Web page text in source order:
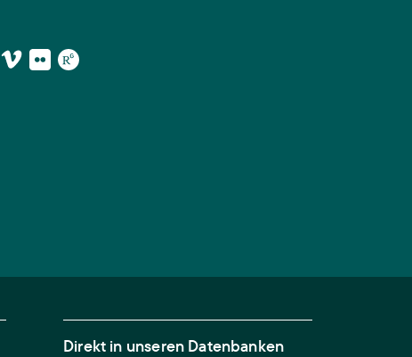
Direkt in unseren Datenbanken